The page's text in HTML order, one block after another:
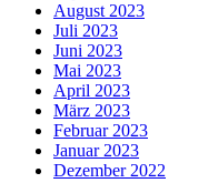
August 2023
Juli 2023
Juni 2023
Mai 2023
April 2023
März 2023
Februar 2023
Januar 2023
Dezember 2022